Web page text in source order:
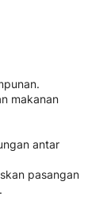
makanan
antar
pasangan